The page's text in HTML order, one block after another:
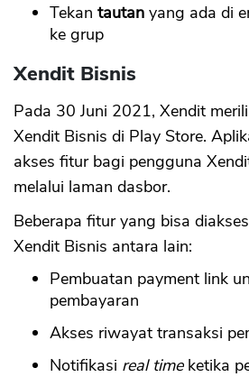
Tekan tautan yang ada di
ke grup
Xendit Bisnis
Pada 30 Juni 2021, Xendit
Xendit Bisnis di Play Store.
akses fitur bagi pengguna
melalui laman dasbor.
Beberapa fitur yang bisa
Xendit Bisnis antara lain:
Pembuatan payment link
pembayaran
Akses riwayat transaksi
Notifikasi real time ketika